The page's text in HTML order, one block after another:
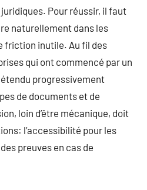
Pour réussir, il faut
naturellement dans les
friction inutile. Au fil des
qui ont commencé par un
progressivement
de documents et de
loin d’être mécanique, doit
l’accessibilité pour les
preuves en cas de